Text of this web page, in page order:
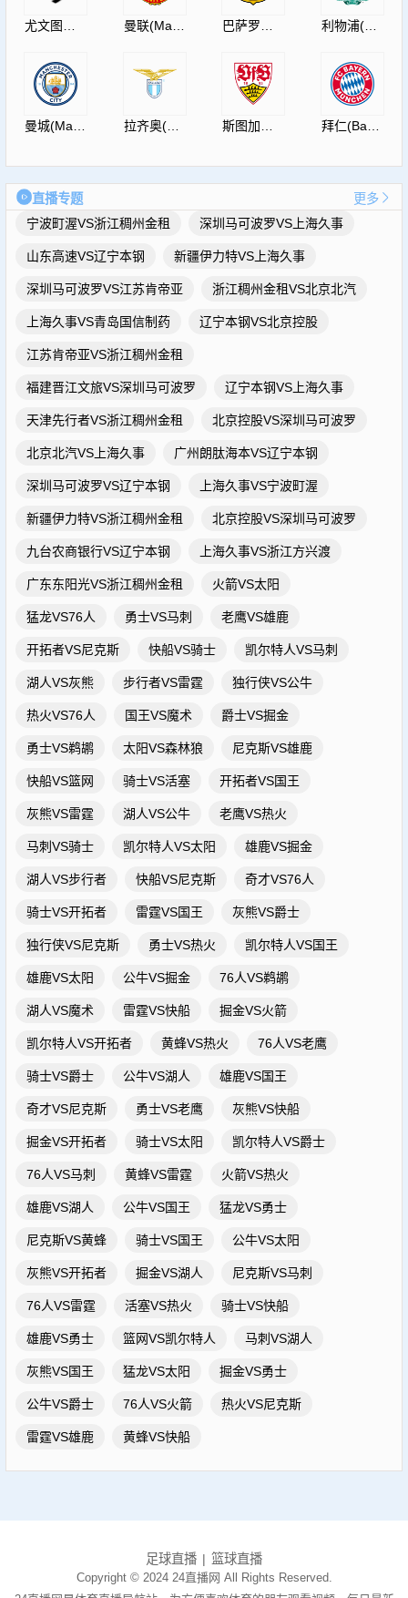
尤文图斯(JuventusF.C.) 曼联(ManUtdFC) 巴萨罗那(Barcelona) 利物浦(Liverpool)
曼城(ManCity) 拉齐奥(S.S.Lazio) 斯图加特(Vfb) 拜仁(Bayern)
直播专题
更多
宁波町渥VS浙江稠州金租
深圳马可波罗VS上海久事
山东高速VS辽宁本钢 新疆伊力特VS上海久事
深圳马可波罗VS江苏肯帝亚 浙江稠州金租VS北京北汽
上海久事VS青岛国信制药 辽宁本钢VS北京控股
江苏肯帝亚VS浙江稠州金租
福建晋江文旅VS深圳马可波罗 辽宁本钢VS上海久事
天津先行者VS浙江稠州金租 北京控股VS深圳马可波罗
北京北汽VS上海久事 广州朗肽海本VS辽宁本钢
深圳马可波罗VS辽宁本钢 上海久事VS宁波町渥
新疆伊力特VS浙江稠州金租 北京控股VS深圳马可波罗
九台农商银行VS辽宁本钢 上海久事VS浙江方兴渡
广东东阳光VS浙江稠州金租 火箭VS太阳
猛龙VS76人 勇士VS马刺 老鹰VS雄鹿
开拓者VS尼克斯 快船VS骑士 凯尔特人VS马刺
湖人VS灰熊 步行者VS雷霆 独行侠VS公牛
热火VS76人 国王VS魔术 爵士VS掘金
勇士VS鹈鹕 太阳VS森林狼 尼克斯VS雄鹿
快船VS篮网 骑士VS活塞 开拓者VS国王
灰熊VS雷霆 湖人VS公牛 老鹰VS热火
马刺VS骑士 凯尔特人VS太阳 雄鹿VS掘金
湖人VS步行者 快船VS尼克斯 奇才VS76人
骑士VS开拓者 雷霆VS国王 灰熊VS爵士
独行侠VS尼克斯 勇士VS热火 凯尔特人VS国王
雄鹿VS太阳 公牛VS掘金 76人VS鹈鹕
湖人VS魔术 雷霆VS快船 掘金VS火箭
凯尔特人VS开拓者 黄蜂VS热火 76人VS老鹰
骑士VS爵士 公牛VS湖人 雄鹿VS国王
奇才VS尼克斯 勇士VS老鹰 灰熊VS快船
掘金VS开拓者 骑士VS太阳 凯尔特人VS爵士
76人VS马刺 黄蜂VS雷霆 火箭VS热火
雄鹿VS湖人 公牛VS国王 猛龙VS勇士
尼克斯VS黄蜂 骑士VS国王 公牛VS太阳
灰熊VS开拓者 掘金VS湖人 尼克斯VS马刺
76人VS雷霆 活塞VS热火 骑士VS快船
雄鹿VS勇士 篮网VS凯尔特人 马刺VS湖人
灰熊VS国王 猛龙VS太阳 掘金VS勇士
公牛VS爵士 76人VS火箭 热火VS尼克斯
雷霆VS雄鹿 黄蜂VS快船
足球直播 篮球直播
Copyright © 2024 24直播网 All Rights Reserved.